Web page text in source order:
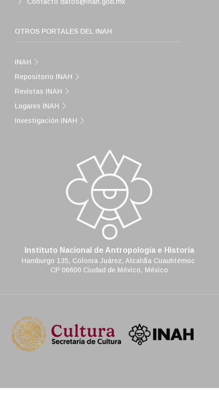
Instituto Nacional de Antropología e Historia
Hamburgo 135, Colonia Juárez, Alcaldía Cuauhtémoc
CP 06600 Ciudad de México, México
OTROS PORTALES DEL INAH
INAH
Repositorio INAH
Revistas INAH
Lugares INAH
Investigación INAH